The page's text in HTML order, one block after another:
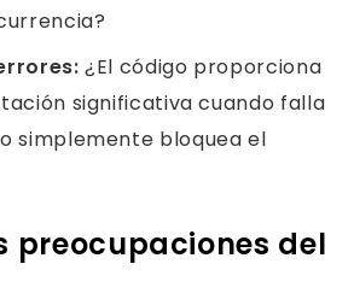
¿El código proporciona
significativa cuando falla
simplemente bloquea el
preocupaciones del